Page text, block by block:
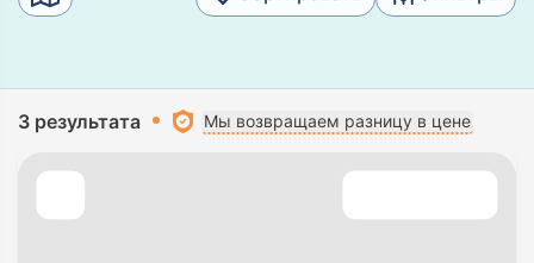
3 результата Мы возвращаем разницу в цене